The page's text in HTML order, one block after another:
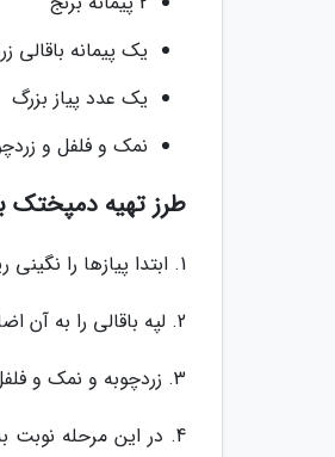
یک پیمانه باقالی
یک عدد پیاز بزرگ
نمک و فلفل و
طرز تهیه دمپختک
1. ابتدا پیازها را نگینی ریز خرد کنید و با مقداری روغن تفت دهید تا سبک و طلایی شوند.
2. لپه باقالی را به آن اضافه کنید و خیلی مختصر تفت دهید تا مانع از له شدن باقالی شود؛ اما مراقب باشید که نسوزد.
3. زردچوبه و نمک و فلفل سیاه را در غذا بریزید و برای مدت حدود یک دقیقه تفت دهید.
4. در این مرحله نوبت